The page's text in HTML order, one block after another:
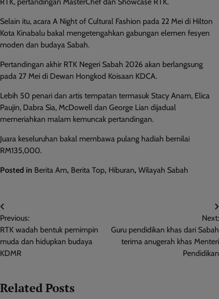
Selain itu, acara A Night of Cultural Fashion pada 22 Mei di Hilton
Kota Kinabalu bakal mengetengahkan gabungan elemen fesyen
moden dan budaya Sabah.
Pertandingan akhir RTK Negeri Sabah 2026 akan berlangsung
pada 27 Mei di Dewan Hongkod Koisaan KDCA.
Lebih 50 penari dan artis tempatan termasuk Stacy Anam, Elica
Paujin, Dabra Sia, McDowell dan George Lian dijadual
memeriahkan malam kemuncak pertandingan.
Juara keseluruhan bakal membawa pulang hadiah bernilai
RM135,000.
Posted in Berita Am, Berita Top, Hiburan, Wilayah Sabah
Post
navigation
Previous:
RTK wadah bentuk pemimpin
muda dan hidupkan budaya
KDMR
Next:
Guru pendidikan khas dari Sabah
terima anugerah khas Menteri
Pendidikan
Related Posts